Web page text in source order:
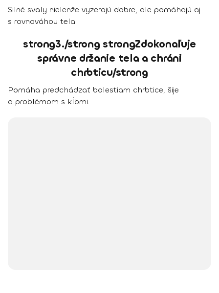
Silné svaly nielenže vyzerajú dobre, ale pomáhajú aj
s rovnováhou tela.
strong3./strong strongZdokonaľuje
správne držanie tela a chráni
chrbticu/strong
Pomáha predchádzať bolestiam chrbtice, šije
a problémom s kĺbmi.